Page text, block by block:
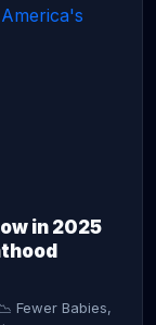
in 2025
Fewer Babies,